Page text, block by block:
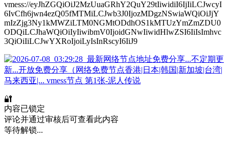
vmess://eyJhZGQiOiJ2MzUuaGRhY2QuY29tIiwidiI6IjIiLCJwcyI
6IvCfh6jwn4ezQ05fMTMiLCJwb3J0IjozMDgzNSwiaWQiOiJjY
mIzZjg3Ny1kMWZiLTM0NGMtODdhOS1kMTUzYmZmZDU0
ODQiLCJhaWQiOiIyIiwibmV0IjoidGNwIiwidHlwZSI6IiIsImhvc
3QiOiIiLCJwYXRoIjoiLyIsInRscyI6IiJ9
🔐
内容已锁定
评论并通过审核后可查看此内容
等待解锁...